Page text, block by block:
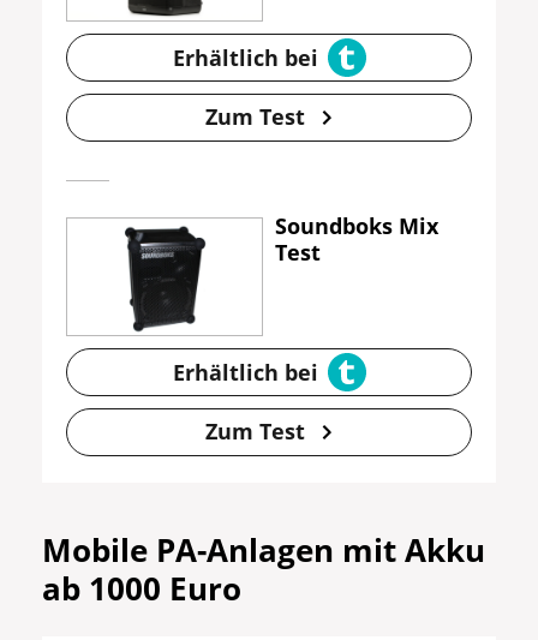
Erhältlich bei
Zum Test
Soundboks Mix
Test
Erhältlich bei
Zum Test
Mobile PA-Anlagen mit Akku
ab 1000 Euro